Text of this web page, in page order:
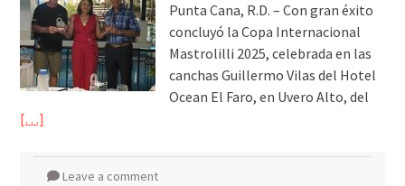
Punta Cana, R.D. – Con gran éxito
concluyó la Copa Internacional
Mastrolilli 2025, celebrada en las
canchas Guillermo Vilas del Hotel
Ocean El Faro, en Uvero Alto, del
[…]
Leave a comment